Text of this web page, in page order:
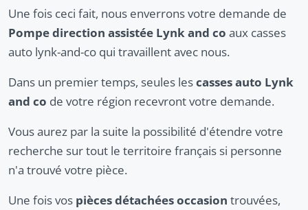
Une fois ceci fait, nous enverrons votre demande de
Pompe direction assistée Lynk and co aux casses
auto lynk-and-co qui travaillent avec nous.
Dans un premier temps, seules lescasses auto Lynk
and co de votre région recevront votre demande.
Vous aurez par la suite la possibilité d'étendre votre
recherche sur tout le territoire français si personne
n'a trouvé votre pièce.
Une fois vos pièces détachées occasion trouvées,